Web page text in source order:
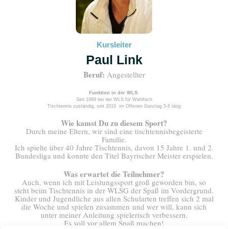
Kursleiter
Paul Link
Beruf: Angestellter
Funktion in der WLS:
Seit 1989 bei der WLS für Wahlfach
Tischtennis zuständig, seit 2010 im Offenen Ganztag 5-8 tätig
Wie kamst Du zu diesem Sport?
Durch meine Eltern, wir sind eine tischtennisbegeisterte
Familie.
Ich spielte über 40 Jahre Tischtennis, davon 15 Jahre 1. und 2.
Bundesliga und konnte den Titel Bayrischer Meister erspielen.
Was erwartet die Teilnehmer?
Auch, wenn ich mit Leistungssport groß geworden bin, so
steht beim Tischtennis in der WLSG der Spaß im Vordergrund.
Kinder und Jugendliche aus allen Schularten treffen sich 2 mal
die Woche und spielen zusammen und wer will, kann sich
unter meiner Anleitung spielerisch verbessern.
Es soll vor allem Spaß machen!